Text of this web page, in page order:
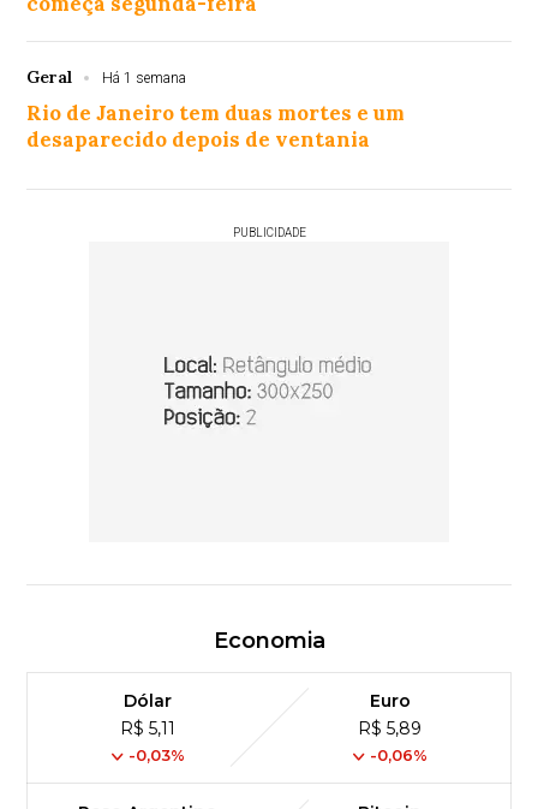
Geral Há 1 semana
Rio de Janeiro tem duas mortes e um
desaparecido depois de ventania
PUBLICIDADE
Economia
Dólar
R$ 5,11
-0,03%
Euro
R$ 5,89
-0,06%